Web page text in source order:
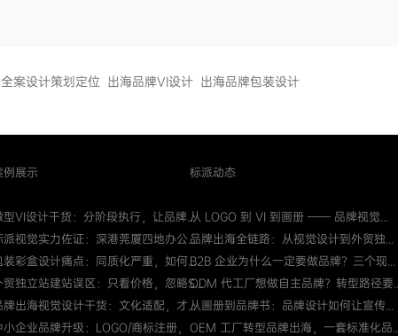
案设计策划定位 出海品牌VI设计 出海品牌包装设计
例展示
型VI设计干货：分阶段执行，让品牌...
派视觉实力佐证：深港莞厦四地办公...
装彩盒设计痛点：同质化严重，如何...
贸独立站建站误区：只看价格，忽略S...
牌出海视觉设计干货：文化适配，才...
小企业品牌升级：LOGO/商标注册，
标派动态
从 LOGO 到 VI 到画册 —— 品牌视觉...
品牌出海全链路：从视觉设计到外贸独...
B2B 企业为什么一定要做品牌？三个现...
ODM 代工厂想做自主品牌？转型路径要
从画册到品牌书：品牌设计如何让宣传...
OEM 工厂转型品牌出海，一套标准化品